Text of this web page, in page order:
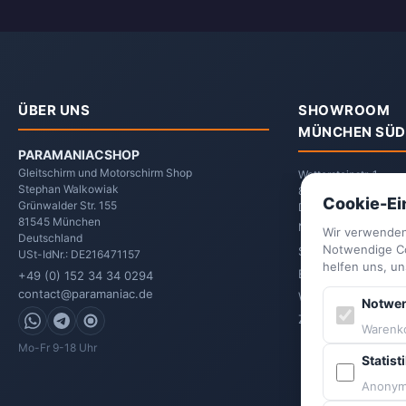
ÜBER UNS
PARAMANIACSHOP
Gleitschirm und Motorschirm Shop
Stephan Walkowiak
Grünwalder Str. 155
81545 München
Deutschland
USt-IdNr.: DE216471157
+49 (0) 152 34 34 0294
contact@paramaniac.de
WhatsApp
Telegram
Signal
Mo-Fr 9-18 Uhr
SHOWROOM
MÜNCHEN SÜD
Wettersteinstr. 1
82024 Taufkirchen
Deutschland
Nach Vereinbarung
Selbstabholung
Equipment-
Wartung & Service
Zur Showroom-
Cookie-
Wir
Notwendige
helfen uns,